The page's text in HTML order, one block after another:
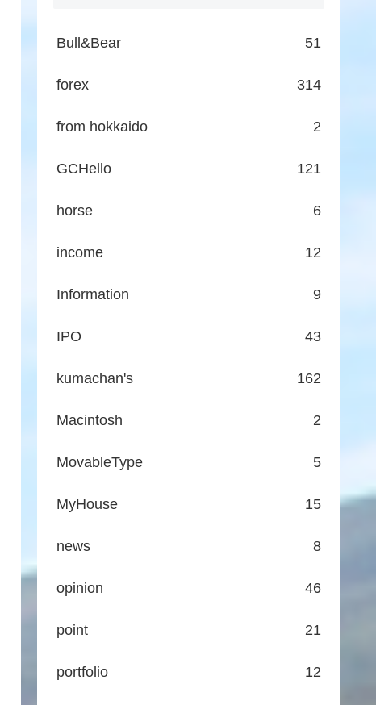
Bull&Bear 51
forex 314
from hokkaido 2
GCHello 121
horse 6
income 12
Information 9
IPO 43
kumachan's 162
Macintosh 2
MovableType 5
MyHouse 15
news 8
opinion 46
point 21
portfolio 12